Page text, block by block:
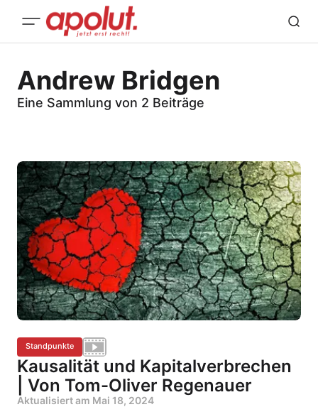
Andrew Bridgen
Eine Sammlung von 2 Beiträge
Standpunkte
Kausalität und Kapitalverbrechen
| Von Tom-Oliver Regenauer
Aktualisiert am Mai 18, 2024